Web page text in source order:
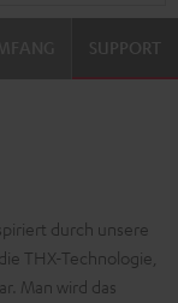
SUPPORT
durch unsere
THX-Technologie,
Man wird das